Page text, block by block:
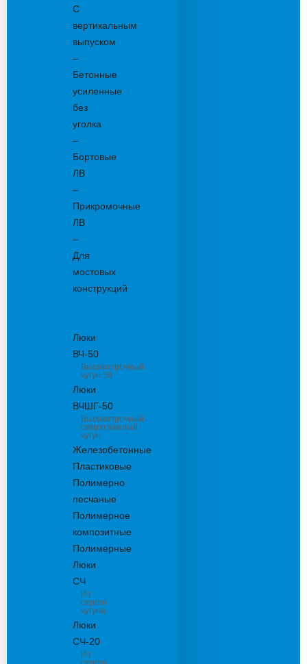
С
вертикальным
выпуском
–
Бетонные
усиленные
без
уголка
–
Бортовые
ЛВ
–
Прикромочные
ЛВ
–
Для
мостовых
конструкций
Люки
ВЧ-50
Высокопрочный
чугун 50
Люки
ВЧШГ-50
Высокопрочный
сверхтяжелый
чугун
Железобетонные
Пластиковые
Полимерно
песчаные
Полимерное
композитные
Полимерные
Люки
СЧ
Из
серого
чугуна
Люки
СЧ-20
Из